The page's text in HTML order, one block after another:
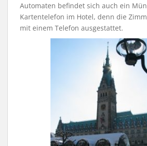
Automaten befindet sich auch ein
Kartentelefon im Hotel, denn die
mit einem Telefon ausgestattet.